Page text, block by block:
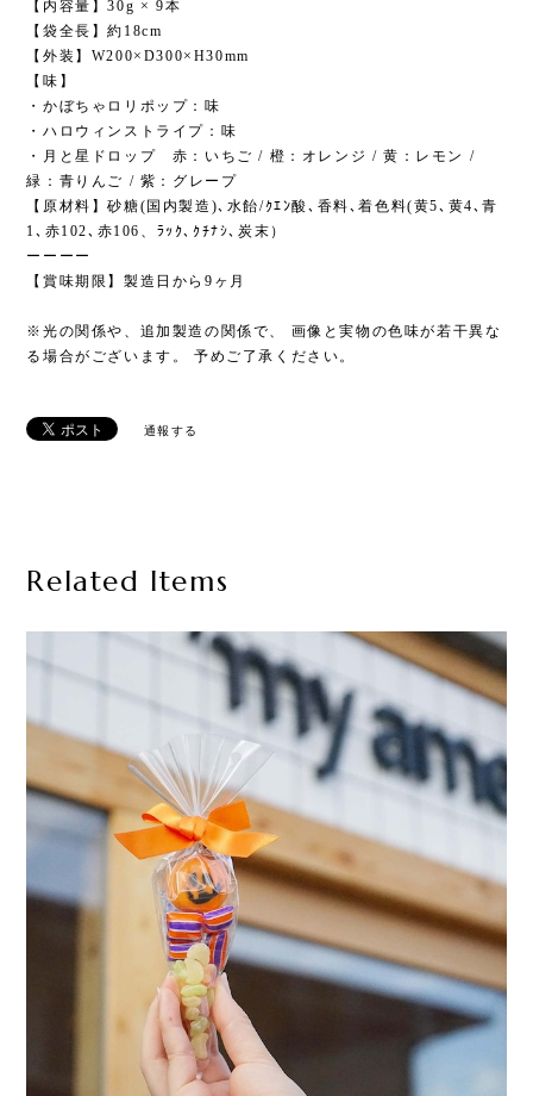
【内容量】30g × 9本
【袋全長】約18cm
【外装】W200×D300×H30mm
【味】
・かぼちゃロリポップ：味
・ハロウィンストライプ：味
・月と星ドロップ 赤：いちご / 橙：オレンジ / ⻩：レモン /
緑：⻘りんご / 紫：グレープ
【原材料】砂糖(国内製造)､水飴/ｸｴﾝ酸､香料､着色料(黄5､黄4､青
1､赤102､赤106、ﾗｯｸ､ｸﾁﾅｼ､炭末）
ーーーー
【賞味期限】製造日から9ヶ月
※光の関係や、追加製造の関係で、 画像と実物の色味が若干異な
る場合がございます。 予めご了承ください。
通報する
Related Items